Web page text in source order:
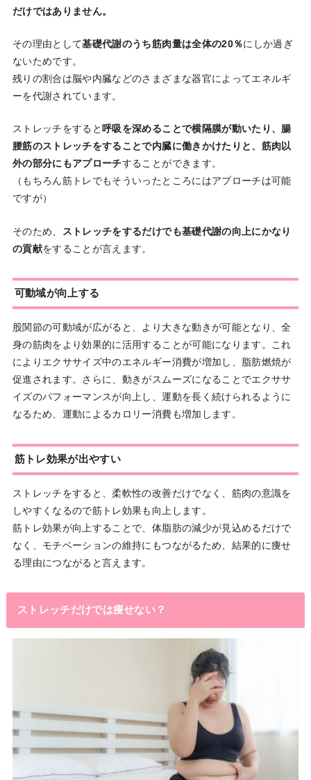
だけではありません。
その理由として基礎代謝のうち筋肉量は全体の20％にしか過ぎ
ないためです。
残りの割合は脳や内臓などのさまざまな器官によってエネルギ
ーを代謝されています。
ストレッチをすると呼吸を深めることで横隔膜が動いたり、腸
腰筋のストレッチをすることで内臓に働きかけたりと、筋肉以
外の部分にもアプローチすることができます。
（もちろん筋トレでもそういったところにはアプローチは可能
ですが）
そのため、
ストレッチをするだけでも基礎代謝の向上にかなり
の貢献をすることが言えます。
可動域が向上する
股関節の可動域が広がると、より大きな動きが可能となり、全
身の筋肉をより効果的に活用することが可能になります。これ
によりエクササイズ中のエネルギー消費が増加し、脂肪燃焼が
促進されます。さらに、動きがスムーズになることでエクササ
イズのパフォーマンスが向上し、運動を長く続けられるように
なるため、運動によるカロリー消費も増加します。
筋トレ効果が出やすい
ストレッチをすると、柔軟性の改善だけでなく、筋肉の意識を
しやすくなるので筋トレ効果も向上します。
筋トレ効果が向上することで、体脂肪の減少が見込めるだけで
なく、モチベーションの維持にもつながるため、結果的に痩せ
る理由につながると言えます。
ストレッチだけでは痩せない？